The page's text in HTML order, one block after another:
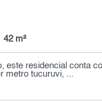
42 m²
este residencial conta
metro tucuruvi, ...